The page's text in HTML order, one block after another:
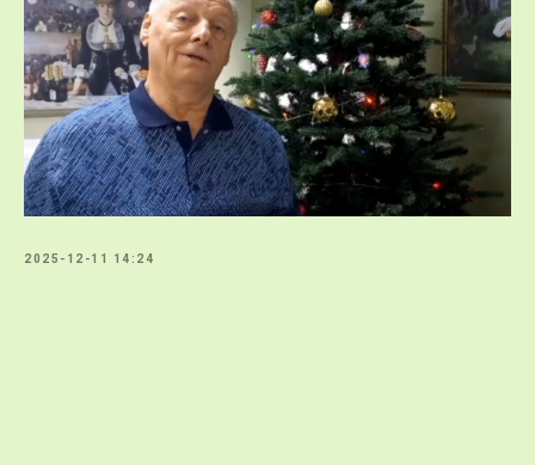
2025-12-11 14:24